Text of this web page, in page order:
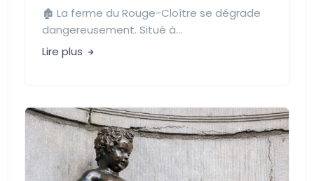
🏚️ La ferme du Rouge-Cloître se dégrade
dangereusement. Situé à...
Lire plus